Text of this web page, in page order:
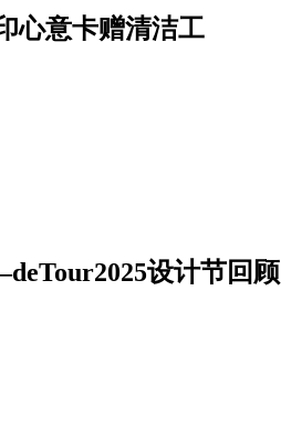
心意卡赠清洁工
设计节回顾